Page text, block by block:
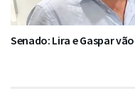
Senado: Lira e Gaspar